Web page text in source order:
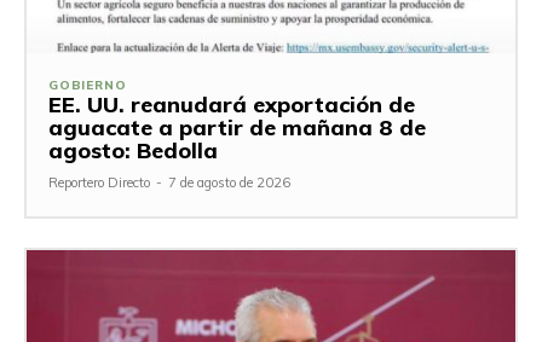
GOBIERNO
EE. UU. reanudará exportación de
aguacate a partir de mañana 8 de
agosto: Bedolla
Reportero Directo - 7 de agosto de 2026